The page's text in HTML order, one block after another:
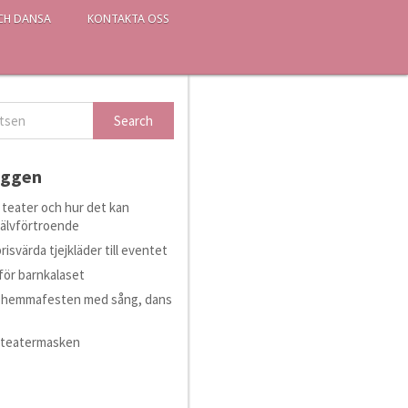
DANSA KONTAKTA OSS
och hur det kan
tjejkläder till eventet
barnkalaset
med sång, dans